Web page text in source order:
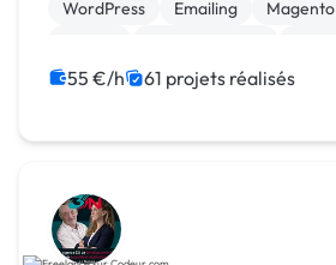
WordPress
Emailing Magento
55 €/h 61 projets réalisés